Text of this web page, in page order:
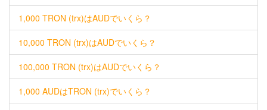
1,000 TRON (trx)はAUDでいくら？
10,000 TRON (trx)はAUDでいくら？
100,000 TRON (trx)はAUDでいくら？
1,000 AUDはTRON (trx)でいくら？